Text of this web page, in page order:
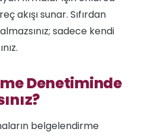
akışı sunar. Sıfırdan
sadece kendi
Denetiminde
belgelendirme